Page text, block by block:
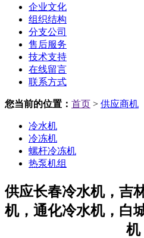
企业文化
组织结构
分支公司
售后服务
技术支持
在线留言
联系方式
您当前的位置： 首页 > 供应商机
冷水机
冷冻机
螺杆冷冻机
热泵机组
供应长春冷水机，吉
机，通化冷水机，白
机